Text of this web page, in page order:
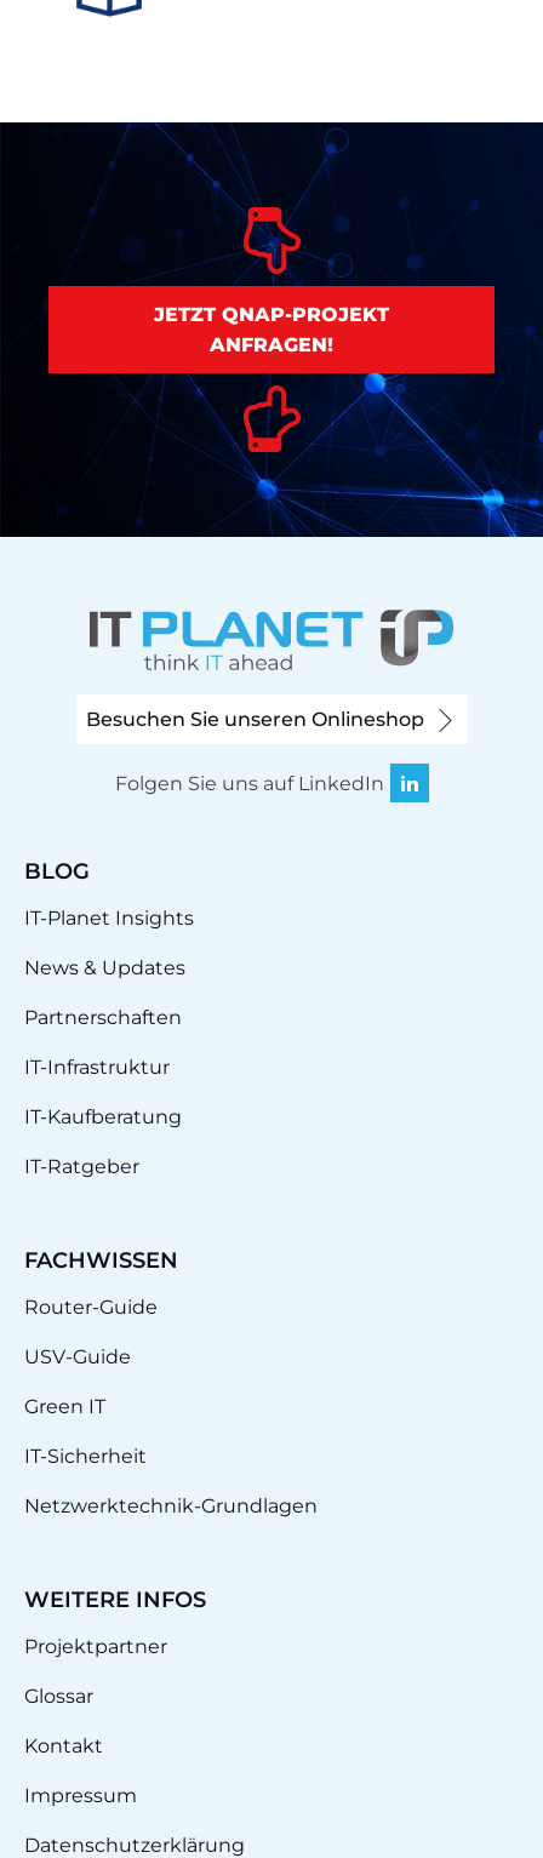
JETZT QNAP-PROJEKT
ANFRAGEN!
Besuchen Sie unseren Onlineshop
Folgen Sie uns auf LinkedIn
BLOG
IT-Planet Insights
News & Updates
Partnerschaften
IT-Infrastruktur
IT-Kaufberatung
IT-Ratgeber
FACHWISSEN
Router-Guide
USV-Guide
Green IT
IT-Sicherheit
Netzwerktechnik-Grundlagen
WEITERE INFOS
Projektpartner
Glossar
Kontakt
Impressum
Datenschutzerklärung